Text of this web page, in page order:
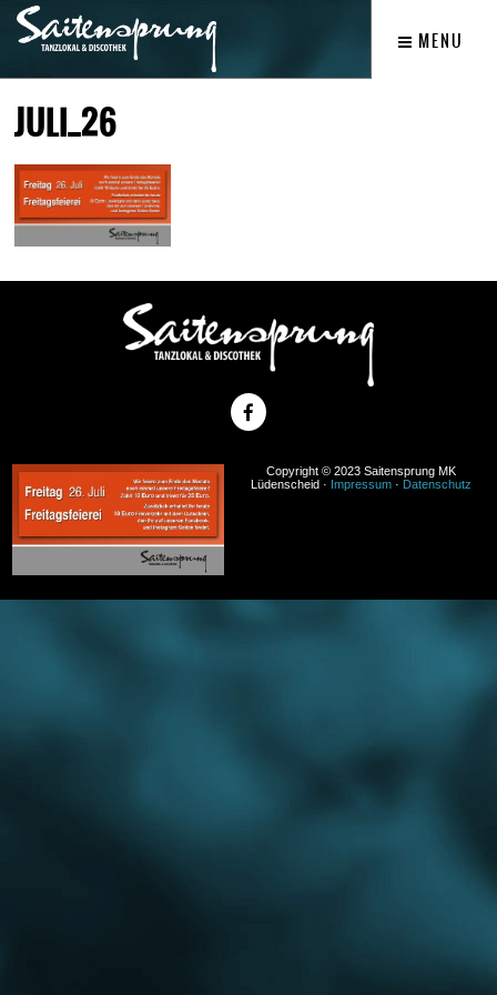
MENU
JULI_26
Copyright © 2023 Saitensprung MK
Lüdenscheid · Impressum · Datenschutz